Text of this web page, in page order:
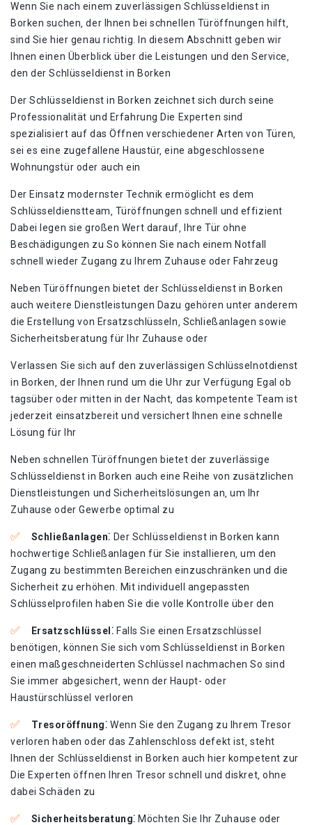
Wenn Sie nach einem zuverlässigen Schlüsseldienst in
Borken suchen‚ der Ihnen bei schnellen Türöffnungen hilft‚
sind Sie hier genau richtig. In diesem Abschnitt geben wir
Ihnen einen Überblick über die Leistungen und den Service‚
den der Schlüsseldienst in Borken
Der Schlüsseldienst in Borken zeichnet sich durch seine
Professionalität und Erfahrung Die Experten sind
spezialisiert auf das Öffnen verschiedener Arten von Türen‚
sei es eine zugefallene Haustür‚ eine abgeschlossene
Wohnungstür oder auch ein
Der Einsatz modernster Technik ermöglicht es dem
Schlüsseldienstteam‚ Türöffnungen schnell und effizient
Dabei legen sie großen Wert darauf‚ Ihre Tür ohne
Beschädigungen zu So können Sie nach einem Notfall
schnell wieder Zugang zu Ihrem Zuhause oder Fahrzeug
Neben Türöffnungen bietet der Schlüsseldienst in Borken
auch weitere Dienstleistungen Dazu gehören unter anderem
die Erstellung von Ersatzschlüsseln‚ Schließanlagen sowie
Sicherheitsberatung für Ihr Zuhause oder
Verlassen Sie sich auf den zuverlässigen Schlüsselnotdienst
in Borken‚ der Ihnen rund um die Uhr zur Verfügung Egal ob
tagsüber oder mitten in der Nacht‚ das kompetente Team ist
jederzeit einsatzbereit und versichert Ihnen eine schnelle
Lösung für Ihr
Neben schnellen Türöffnungen bietet der zuverlässige
Schlüsseldienst in Borken auch eine Reihe von zusätzlichen
Dienstleistungen und Sicherheitslösungen an‚ um Ihr
Zuhause oder Gewerbe optimal zu
Schließanlagen⁚ Der Schlüsseldienst in Borken kann
hochwertige Schließanlagen für Sie installieren‚ um den
Zugang zu bestimmten Bereichen einzuschränken und die
Sicherheit zu erhöhen. Mit individuell angepassten
Schlüsselprofilen haben Sie die volle Kontrolle über den
Ersatzschlüssel⁚ Falls Sie einen Ersatzschlüssel
benötigen‚ können Sie sich vom Schlüsseldienst in Borken
einen maßgeschneiderten Schlüssel nachmachen So sind
Sie immer abgesichert‚ wenn der Haupt- oder
Haustürschlüssel verloren
Tresoröffnung⁚ Wenn Sie den Zugang zu Ihrem Tresor
verloren haben oder das Zahlenschloss defekt ist‚ steht
Ihnen der Schlüsseldienst in Borken auch hier kompetent zur
Die Experten öffnen Ihren Tresor schnell und diskret‚ ohne
dabei Schäden zu
Sicherheitsberatung⁚ Möchten Sie Ihr Zuhause oder